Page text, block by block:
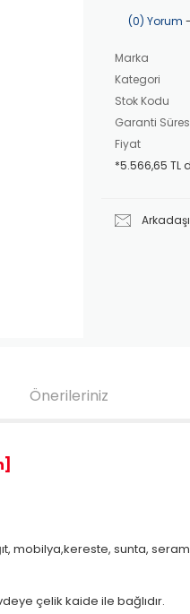
(0) Yorum
Marka
Kategori
Stok Kodu
Garanti
Fiyat
*5.566,65 TL
Önerileriniz
sunta,
çelik kaide ile bağlıdır.